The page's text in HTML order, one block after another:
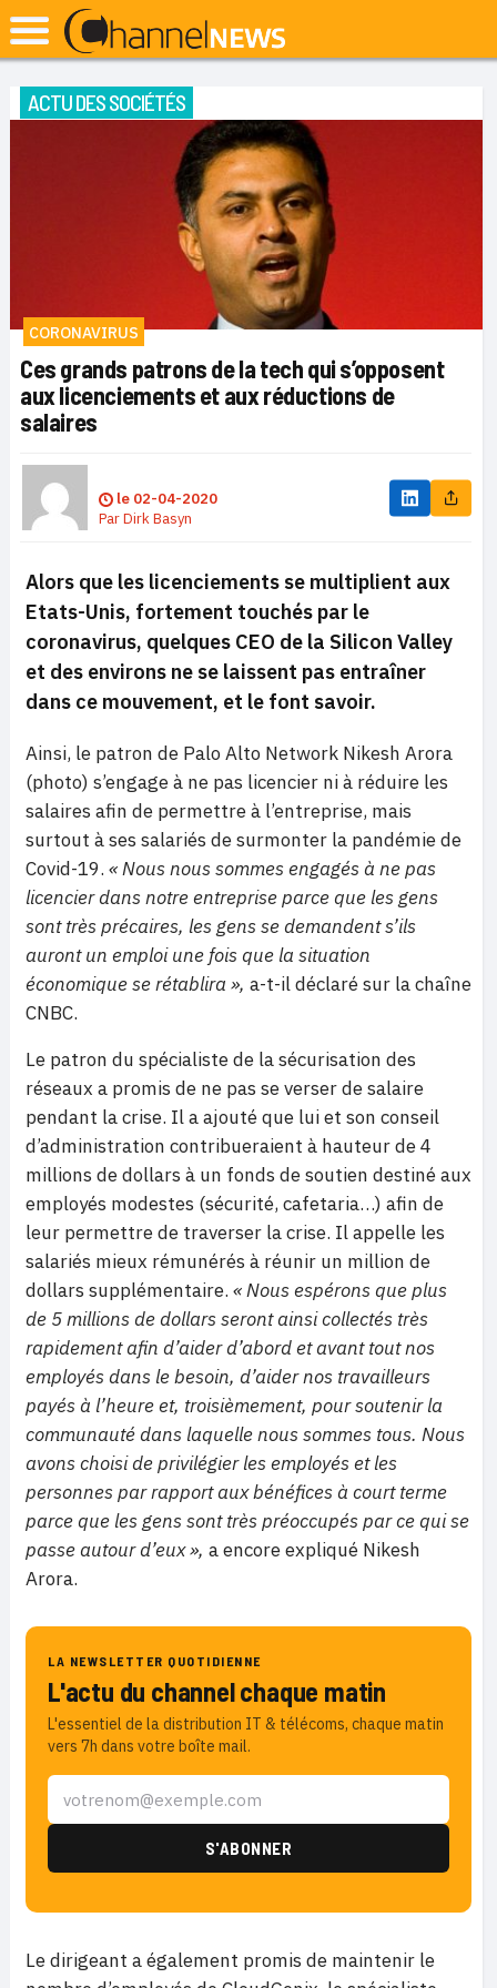
ACTU DES SOCIÉTÉS
CORONAVIRUS
Ces grands patrons de la tech qui s’opposent
aux licenciements et aux réductions de
salaires
le 02-04-2020
ParDirk Basyn
Alors que les licenciements se multiplient aux
Etats-Unis, fortement touchés par le
coronavirus, quelques CEO de la Silicon Valley
et des environs ne se laissent pas entraîner
dans ce mouvement, et le font savoir.
Ainsi, le patron de Palo Alto Network Nikesh Arora
(photo) s’engage à ne pas licencier ni à réduire les
salaires afin de permettre à l’entreprise, mais
surtout à ses salariés de surmonter la pandémie de
Covid-19. « Nous nous sommes engagés à ne pas
licencier dans notre entreprise parce que les gens
sont très précaires, les gens se demandent s’ils
auront un emploi une fois que la situation
économique se rétablira », a-t-il déclaré sur la chaîne
CNBC.
Le patron du spécialiste de la sécurisation des
réseaux a promis de ne pas se verser de salaire
pendant la crise. Il a ajouté que lui et son conseil
d’administration contribueraient à hauteur de 4
millions de dollars à un fonds de soutien destiné aux
employés modestes (sécurité, cafetaria…) afin de
leur permettre de traverser la crise. Il appelle les
salariés mieux rémunérés à réunir un million de
dollars supplémentaire. « Nous espérons que plus
de 5 millions de dollars seront ainsi collectés très
rapidement afin d’aider d’abord et avant tout nos
employés dans le besoin, d’aider nos travailleurs
payés à l’heure et, troisièmement, pour soutenir la
communauté dans laquelle nous sommes tous. Nous
avons choisi de privilégier les employés et les
personnes par rapport aux bénéfices à court terme
parce que les gens sont très préoccupés par ce qui se
passe autour d’eux », a encore expliqué Nikesh
Arora.
LA NEWSLETTER QUOTIDIENNE
L'actu du channel chaque matin
L'essentiel de la distribution IT & télécoms, chaque matin
vers 7h dans votre boîte mail.
Le dirigeant a également promis de maintenir le